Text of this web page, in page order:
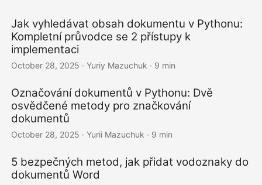
Jak vyhledávat obsah dokumentu v Pythonu:
Kompletní průvodce se 2 přístupy k
implementaci
October 28, 2025 · Yuriy Mazuсhuk · 9 min
Označování dokumentů v Pythonu: Dvě
osvědčené metody pro značkování
dokumentů
October 28, 2025 · Yurii Mazuсhuk · 9 min
5 bezpečných metod, jak přidat vodoznaky do
dokumentů Word